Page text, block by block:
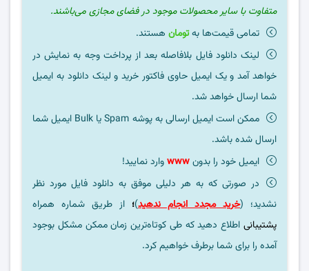
متفاوت با سایر محصولات موجود در فضای مجازی می‌باشند.
تمامی قیمت‌ها بهتومان هستند.
لینک دانلود فایل بلافاصله بعد از پرداخت وجه به نمایش در
خواهد آمد و یک ایمیل حاوی فاکتور خرید و لینک دانلود به ایمیل
شما ارسال خواهد شد.
ممکن است ایمیل ارسالی به پوشه Spam یا Bulk ایمیل شما
ارسال شده باشد.
ایمیل خود را بدونwwwوارد نمایید!
در صورتی که به هر دلیلی موفق به دانلود فایل مورد نظر
نشدید؛ (خرید مجدد انجام ندهید)؛ از طریق شماره همراه
پشتیبانی اطلاع دهید که طی کوتاه‌ترین زمان ممکن مشکل بوجود
آمده را برای شما برطرف خواهیم کرد.